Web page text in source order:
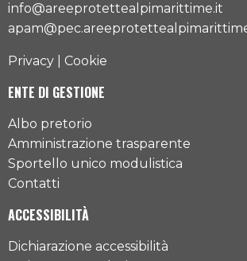
info@areeprotettealpimarittime.it
Privacy Cookie
ENTE DI GESTIONE
Albo pretorio
Amministrazione trasparente
Sportello unico modulistica
Contatti
ACCESSIBILITÀ
Dichiarazione accessibilità